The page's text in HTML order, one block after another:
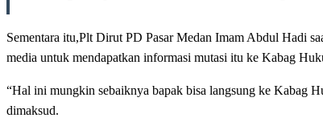
Sementara itu,Plt Dirut PD Pasar Medan Imam Abdul Hadi
media untuk mendapatkan informasi mutasi itu ke Kabag
“Hal ini mungkin sebaiknya bapak bisa langsung ke Kabag
dimaksud.